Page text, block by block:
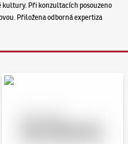
Při konzultacích posouzeno
Přiložena odborná expertiza
Dražit online - Artslimit